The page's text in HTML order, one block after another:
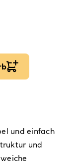
und einfach
und